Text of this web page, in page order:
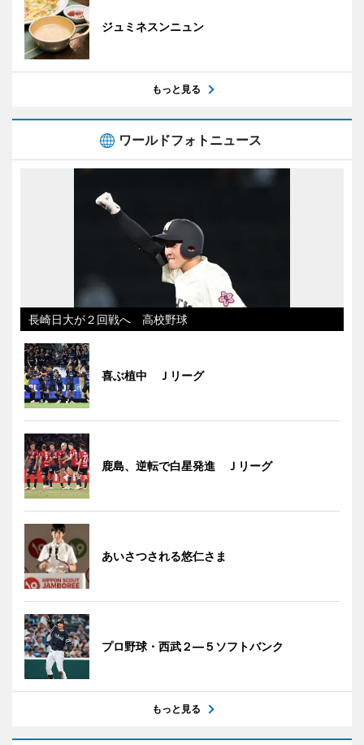
ジュミネスンニュン
もっと見る
ワールドフォトニュース
長崎日大が２回戦へ 高校野球
喜ぶ植中 Ｊリーグ
鹿島、逆転で白星発進 Ｊリーグ
あいさつされる悠仁さま
プロ野球・西武２―５ソフトバンク
もっと見る